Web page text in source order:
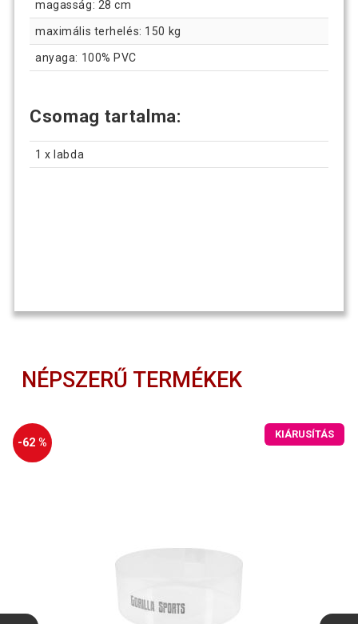
magasság: 28 cm
maximális terhelés: 150 kg
anyaga: 100% PVC
Csomag tartalma:
1 x labda
NÉPSZERŰ TERMÉKEK
-62 %
KIÁRUSÍTÁS